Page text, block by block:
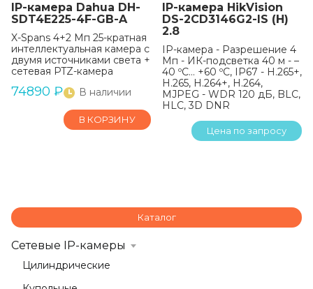
IP-камера Dahua DH-
SDT4E225-4F-GB-A
X-Spans 4+2 Мп 25-кратная
интеллектуальная камера с
двумя источниками света +
сетевая PTZ-камера
74890 ₽ В наличии
В КОРЗИНУ
IP-камера HikVision
DS-2CD3146G2-IS (H)
2.8
IP-камера - Разрешение 4
Мп - ИК-подсветка 40 м - –
40 ºC… +60 ºC, IP67 - H.265+,
H.265, H.264+, H.264,
MJPEG - WDR 120 дБ, BLC,
HLC, 3D DNR
Цена по запросу
Каталог
Сетевые IP-камеры
Цилиндрические